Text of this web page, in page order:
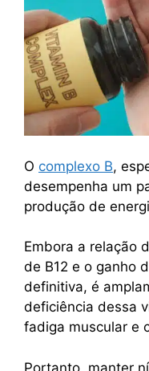
O complexo B,
desempenha um
produção de
Embora a relação
de B12 e o ganho
definitiva, é
deficiência dessa
fadiga muscular e
Portanto, manter